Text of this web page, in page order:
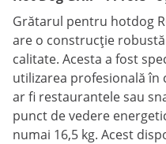
Grătarul pentru hotdog
are o construcție
calitate. Acesta a fost
utilizarea profesională în
ar fi restaurantele sau
punct de vedere
numai 16,5 kg. Acest